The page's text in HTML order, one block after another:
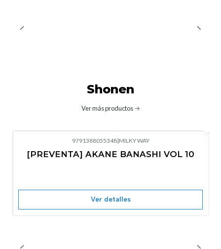
Shonen
Ver más productos
No disponible
9791388055348|MILKY WAY
[PREVENTA] AKANE BANASHI VOL 10
Ver detalles